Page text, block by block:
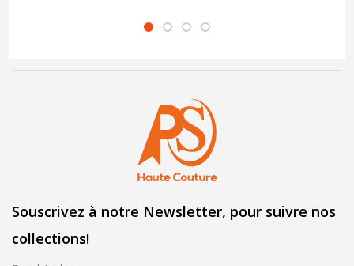
Souscrivez à notre Newsletter, pour suivre nos
collections!